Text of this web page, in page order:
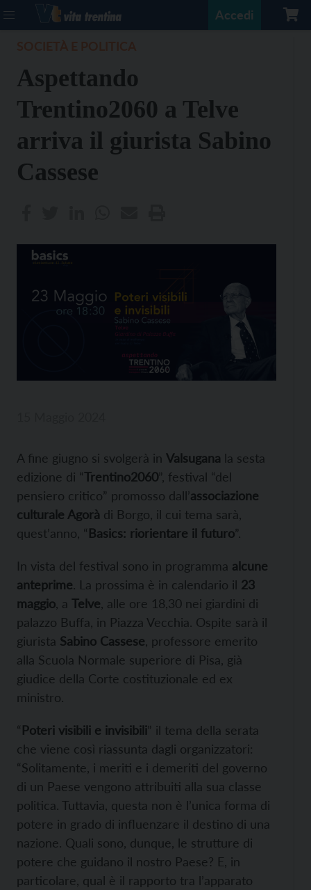
Accedi
Aspettando
Trentino2060 a Telve
arriva il giurista Sabino
Cassese
A fine giugno si svolgerà in Valsugana la sesta
edizione di “Trentino2060”, festival “del
pensiero critico” promosso dall’associazione
culturale Agorà di Borgo, il cui tema sarà,
quest’anno, “Basics: riorientare il futuro”.
In vista del festival sono in programma alcune
anteprime. La prossima è in calendario il 23
maggio , a Telve , alle ore 18,30 nei giardini di
palazzo Buffa, in Piazza Vecchia. Ospite sarà il
giurista Sabino Cassese , professore emerito
alla Scuola Normale superiore di Pisa, già
giudice della Corte costituzionale ed ex
ministro.
“Poteri visibili e invisibili” il tema della serata
che viene così riassunta dagli organizzatori:
“Solitamente, i meriti e i demeriti del governo
di un Paese vengono attribuiti alla sua classe
politica. Tuttavia, questa non è l’unica forma di
potere in grado di influenzare il destino di una
nazione. Quali sono, dunque, le strutture di
potere che guidano il nostro Paese? E, in
particolare, qual è il rapporto tra l’apparato